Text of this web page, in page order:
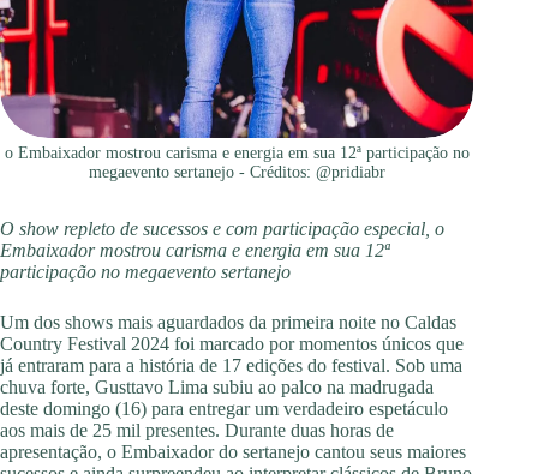
o Embaixador mostrou carisma e energia em sua 12ª participação no
megaevento sertanejo - Créditos: @pridiabr
O show repleto de sucessos e com participação especial, o
Embaixador mostrou carisma e energia em sua 12ª
participação no megaevento sertanejo
Um dos shows mais aguardados da primeira noite no Caldas
Country Festival 2024 foi marcado por momentos únicos que
já entraram para a história de 17 edições do festival. Sob uma
chuva forte, Gusttavo Lima subiu ao palco na madrugada
deste domingo (16) para entregar um verdadeiro espetáculo
aos mais de 25 mil presentes. Durante duas horas de
apresentação, o Embaixador do sertanejo cantou seus maiores